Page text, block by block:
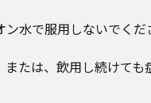
ン水で服用しないでく
または、飲用し続けて